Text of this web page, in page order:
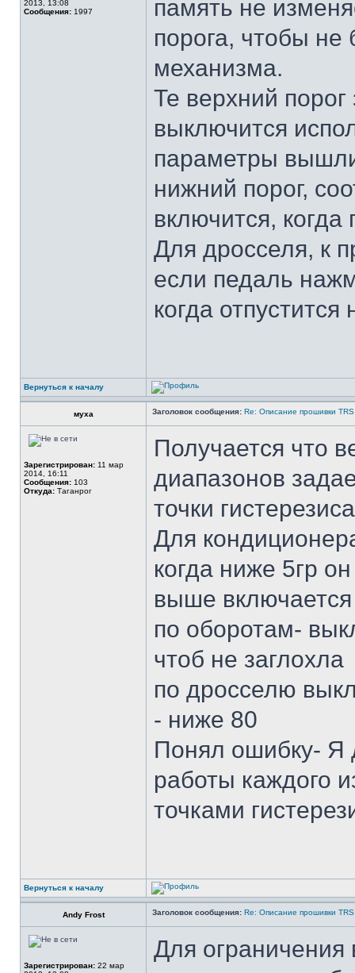
2013, 13:08
Сообщения: 1997
память не
порога, чтобы не
механизма.
Те верхний
выключится
параметры
нижний порог,
включится,
Для дросселя, к
если педаль
когда
Вернуться к началу
муха Заголовок сообщения: Re: Описание прошивки
Зарегистрирован: 11 мар
2014, 16:11
Сообщения: 103
Откуда: Таганрог
Получается что
диапазонов
точки
Для
когда ниже 5гр
выше
по оборотам-
чтоб не заглохла
по дросселю
- ниже 80
Понял ошибку- Я
работы каждого
точками
Вернуться к началу
Andy Frost Заголовок сообщения: Re: Описание прошивки
Зарегистрирован: 22 мар
Для ограничения